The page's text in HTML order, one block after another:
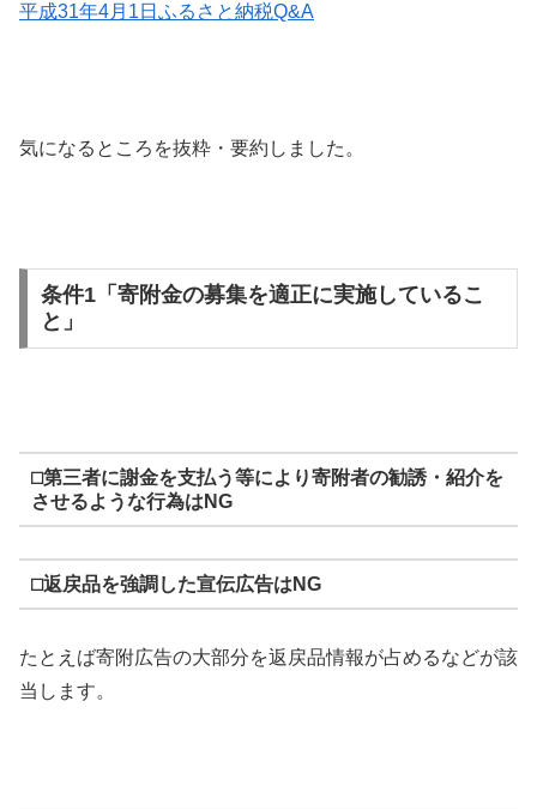
平成31年4月1日ふるさと納税Q&A
気になるところを抜粋・要約しました。
条件1「寄附金の募集を適正に実施しているこ
と」
⬜︎第三者に謝金を支払う等により寄附者の勧誘・紹介を
させるような行為はNG
⬜︎返戻品を強調した宣伝広告はNG
たとえば寄附広告の大部分を返戻品情報が占めるなどが該
当します。